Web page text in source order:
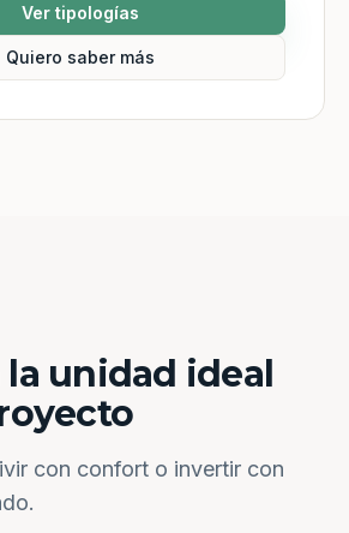
Ver tipologías
Quiero saber más
unidad ideal
con confort o invertir con